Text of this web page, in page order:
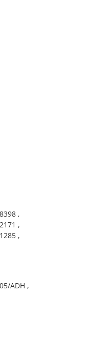
,
,
,
ADH ,